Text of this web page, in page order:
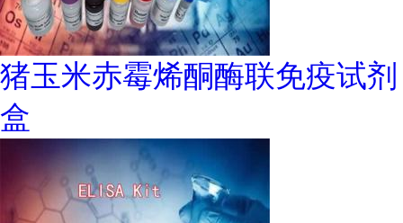
猪玉米赤霉烯酮酶联免疫试剂
盒